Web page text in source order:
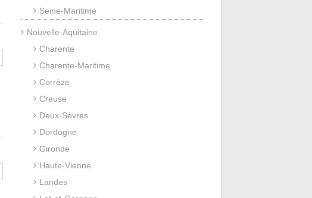
Seine-Maritime
Nouvelle-Aquitaine
Charente
Charente-Maritime
Corrèze
Creuse
Deux-Sèvres
Dordogne
Gironde
Haute-Vienne
Landes